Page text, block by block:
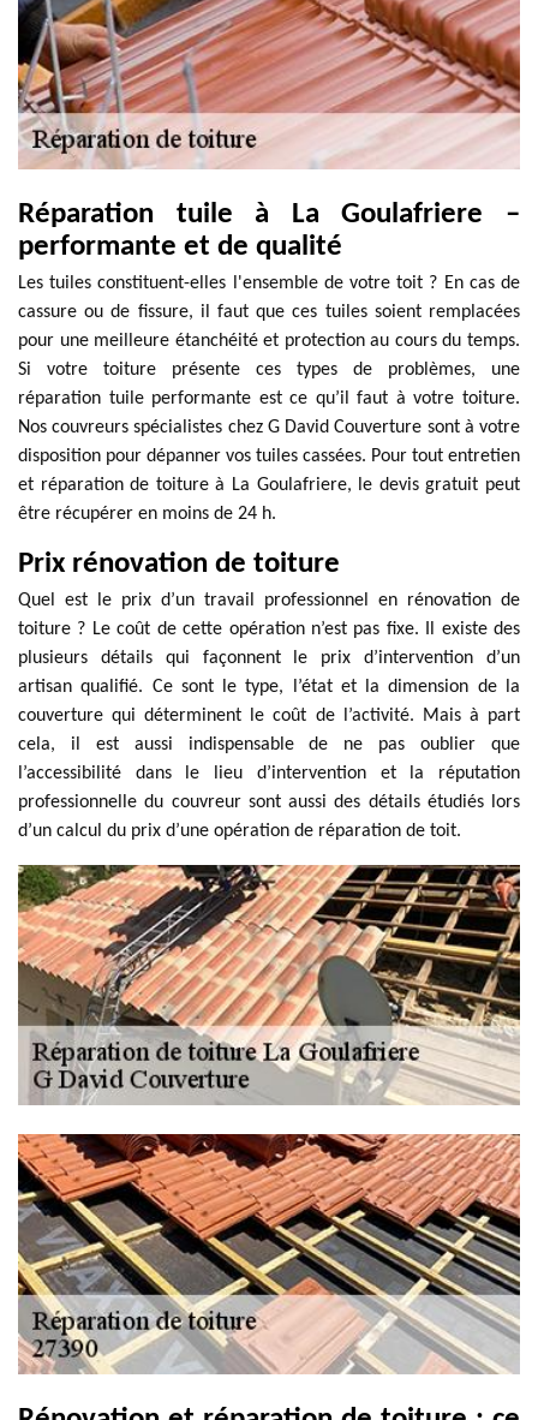
Réparation tuile à La Goulafriere –
performante et de qualité
Les tuiles constituent-elles l'ensemble de votre toit ? En cas de
cassure ou de fissure, il faut que ces tuiles soient remplacées
pour une meilleure étanchéité et protection au cours du temps.
Si votre toiture présente ces types de problèmes, une
réparation tuile performante est ce qu’il faut à votre toiture.
Nos couvreurs spécialistes chez G David Couverture sont à votre
disposition pour dépanner vos tuiles cassées. Pour tout entretien
et réparation de toiture à La Goulafriere, le devis gratuit peut
être récupérer en moins de 24 h.
Prix rénovation de toiture
Quel est le prix d’un travail professionnel en rénovation de
toiture ? Le coût de cette opération n’est pas fixe. Il existe des
plusieurs détails qui façonnent le prix d’intervention d’un
artisan qualifié. Ce sont le type, l’état et la dimension de la
couverture qui déterminent le coût de l’activité. Mais à part
cela, il est aussi indispensable de ne pas oublier que
l’accessibilité dans le lieu d’intervention et la réputation
professionnelle du couvreur sont aussi des détails étudiés lors
d’un calcul du prix d’une opération de réparation de toit.